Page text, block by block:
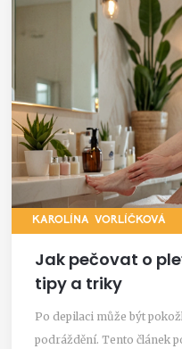
KAROLÍNA VORLÍČKOVÁ
Jak pečovat o
tipy a triky
Po depilaci může být
podráždění. Tento článek